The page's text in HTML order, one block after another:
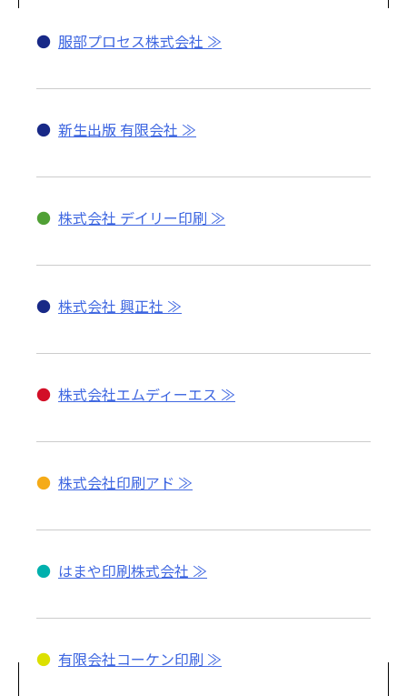
● 服部プロセス株式会社
● 新生出版 有限会社
● 株式会社 デイリー印刷
● 株式会社 興正社
● 株式会社エムディーエス
● 株式会社印刷アド
● はまや印刷株式会社
● 有限会社コーケン印刷